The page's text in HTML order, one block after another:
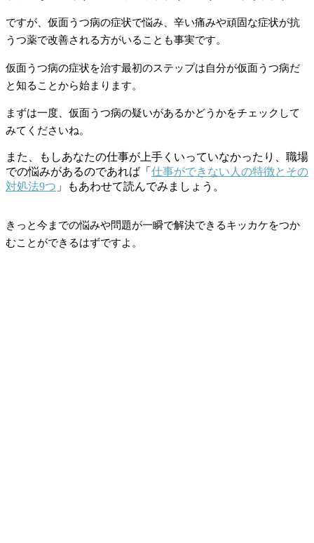
ですが、仮面うつ病の症状で悩み、辛い痛みや頑固な症状が抗
うつ薬で改善される方がいることも事実です。
仮面うつ病の症状を治す最初のステップは自分が仮面うつ病だ
と知ることから始まります。
まずは一度、仮面うつ病の疑いがあるかどうかをチェックして
みてくださいね。
また、もしあなたの仕事が上手くいっていなかったり、職場
での悩みがあるのであれば「 仕事ができない人の特徴とその
対処法9つ 」もあわせて読んでみましょう。
きっと今までの悩みや問題が一瞬で解決できるキッカケをつか
むことができるはずですよ。